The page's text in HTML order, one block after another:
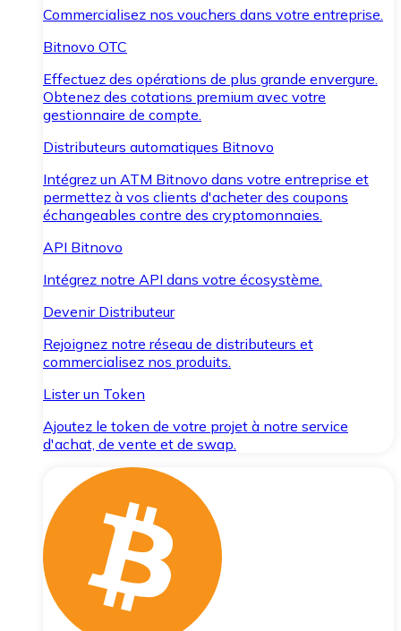
Commercialisez nos vouchers dans votre entreprise.
Bitnovo OTC
Effectuez des opérations de plus grande envergure.
Obtenez des cotations premium avec votre
gestionnaire de compte.
Distributeurs automatiques Bitnovo
Intégrez un ATM Bitnovo dans votre entreprise et
permettez à vos clients d'acheter des coupons
échangeables contre des cryptomonnaies.
API Bitnovo
Intégrez notre API dans votre écosystème.
Devenir Distributeur
Rejoignez notre réseau de distributeurs et
commercialisez nos produits.
Lister un Token
Ajoutez le token de votre projet à notre service
d'achat, de vente et de swap.